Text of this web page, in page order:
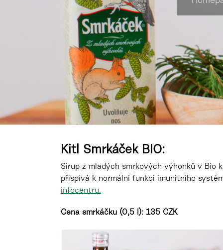
Kitl Smrkáček BIO:
Sirup z mladých smrkových výhonků v Bio
přispívá k normální funkci imunitního
infocentru.
Cena smrkáčku (0,5 l): 135 CZK